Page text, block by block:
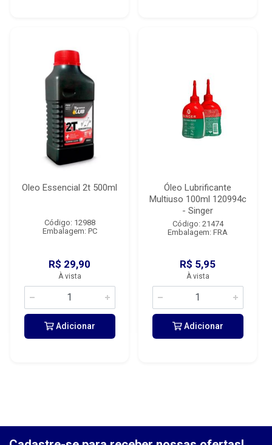
Oleo Essencial 2t 500ml
Código: 12988
Embalagem: PC
R$ 29,90
À vista
Adicionar
Óleo Lubrificante
Multiuso 100ml 120994c
- Singer
Código: 21474
Embalagem: FRA
R$ 5,95
À vista
Adicionar